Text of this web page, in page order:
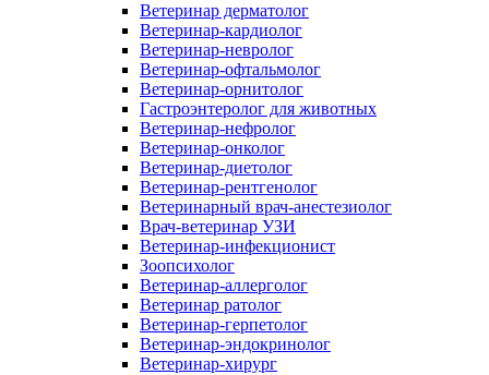
Ветеринар дерматолог
Ветеринар-кардиолог
Ветеринар-невролог
Ветеринар-офтальмолог
Ветеринар-орнитолог
Гастроэнтеролог для животных
Ветеринар-нефролог
Ветеринар-онколог
Ветеринар-диетолог
Ветеринар-рентгенолог
Ветеринарный врач-анестезиолог
Врач-ветеринар УЗИ
Ветеринар-инфекционист
Зоопсихолог
Ветеринар-аллерголог
Ветеринар ратолог
Ветеринар-герпетолог
Ветеринар-эндокринолог
Ветеринар-хирург